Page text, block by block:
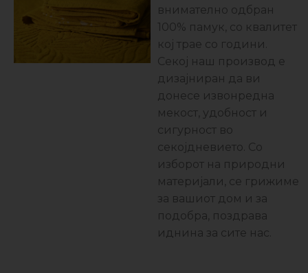
внимателно одбран
100% памук, со квалитет
кој трае со години.
Секој наш производ е
дизајниран да ви
донесе извонредна
мекост, удобност и
сигурност во
секојдневието. Со
изборот на природни
материјали, се грижиме
за вашиот дом и за
подобра, поздравa
иднина за сите нас.